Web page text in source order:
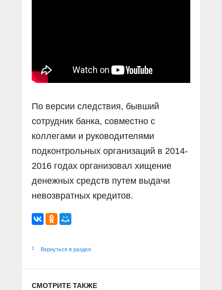
По версии следствия, бывший
сотрудник банка, совместно с
коллегами и руководителями
подконтрольных организаций в 2014-
2016 годах организовал хищение
денежных средств путем выдачи
невозвратных кредитов.
Вернуться в раздел
СМОТРИТЕ ТАКЖЕ